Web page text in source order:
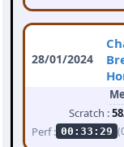
28/01/2024
Scratch :
Perf : 00:33:29